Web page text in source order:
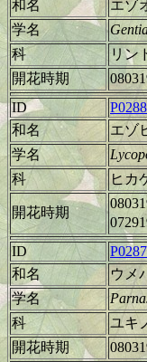
和名
エゾ
学名
科
リン
開花時期
ID
和名
エゾ
学名
科
ヒカ
開花時期
ID
和名
ウメ
学名
科
ユキ
開花時期